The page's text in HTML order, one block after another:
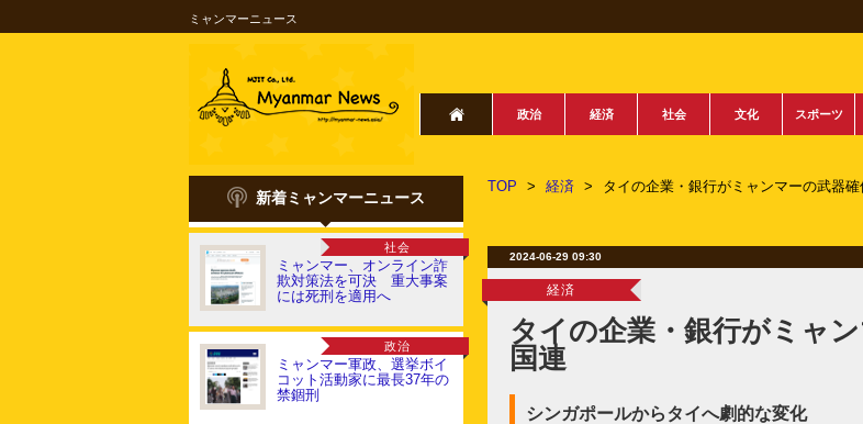
ミャンマーニュース
政治 経済 社会 文化 スポーツ
新着ミャンマーニュース
社会
ミャンマー、オンライン詐
欺対策法を可決 重大事案
には死刑を適用へ
政治
ミャンマー軍政、選挙ボイ
コット活動家に最長37年の
禁錮刑
TOP > 経済 > タイの企業・銀行がミャンマーの武器
2024-06-29 09:30
経済
タイの企業・銀行がミャ
国連
シンガポールからタイへ劇的な変化